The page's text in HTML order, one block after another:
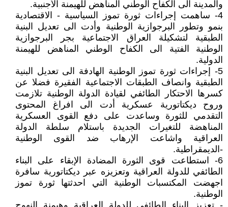
والمدينة الى الكفاح الوطني المناهض للهيمنة الأجنبية.
4- ساهمت إجراءات ثورة تموز السياسية - الاقتصادية
بنمو وتطور البرجوازية الوطنية وأدت الى تعديل البنية
الطبقية لتشكيلة العراق الاجتماعية بجر البرجوازية
الوطنية الفتية الى الكفاح الوطني المناهض للهيمنة
الدولية.
5- إجراءات ثورة تموز الوطنية الهادفة الى تعديل البنية
الطبقية وانصاف الطبقات الاجتماعية الفقيرة فضلا عن
كسرها الاحتكار الطائفي لقيادة الدولة الوطنية تلازمت
وروح ديكتاتورية عسكرية أدت الى افراغ المحتوى
التقدمي للثورة وساعدت على دفع القوى العسكرية
المناهضة للتغيرات الجديدة باستلام سلطة الدولة
العراقية واشاعت الإرهاب ضد القوى الوطنية
-الديمقراطية.
6- استطاعت قوى الثورة المضادة الإبقاء على البناء
الطائفي للدولة العراقية وتعزيزه عبر ديكتاتورية سافرة
اجهضت المكتسبات الوطنية التي احدثتها ثورة تموز
الوطنية.